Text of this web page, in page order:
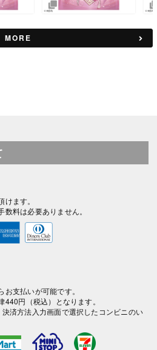
MORE
ます。
料は必要ありません。
支払いが可能です。
円（税込）となります。
済方法入力画面で選択したコンビニのい